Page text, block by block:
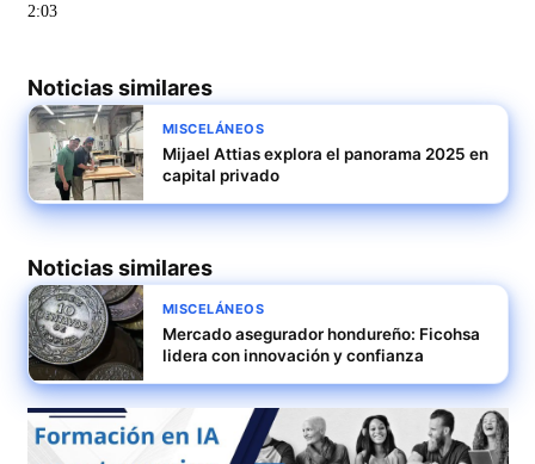
2:03
Noticias similares
MISCELÁNEOS
Mijael Attias explora el panorama 2025 en
capital privado
Noticias similares
MISCELÁNEOS
Mercado asegurador hondureño: Ficohsa
lidera con innovación y confianza